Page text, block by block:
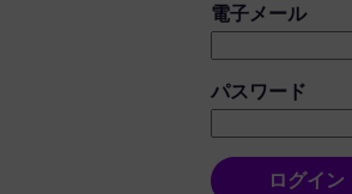
ログイン：ユー
電子メール
パスワード
ログイン